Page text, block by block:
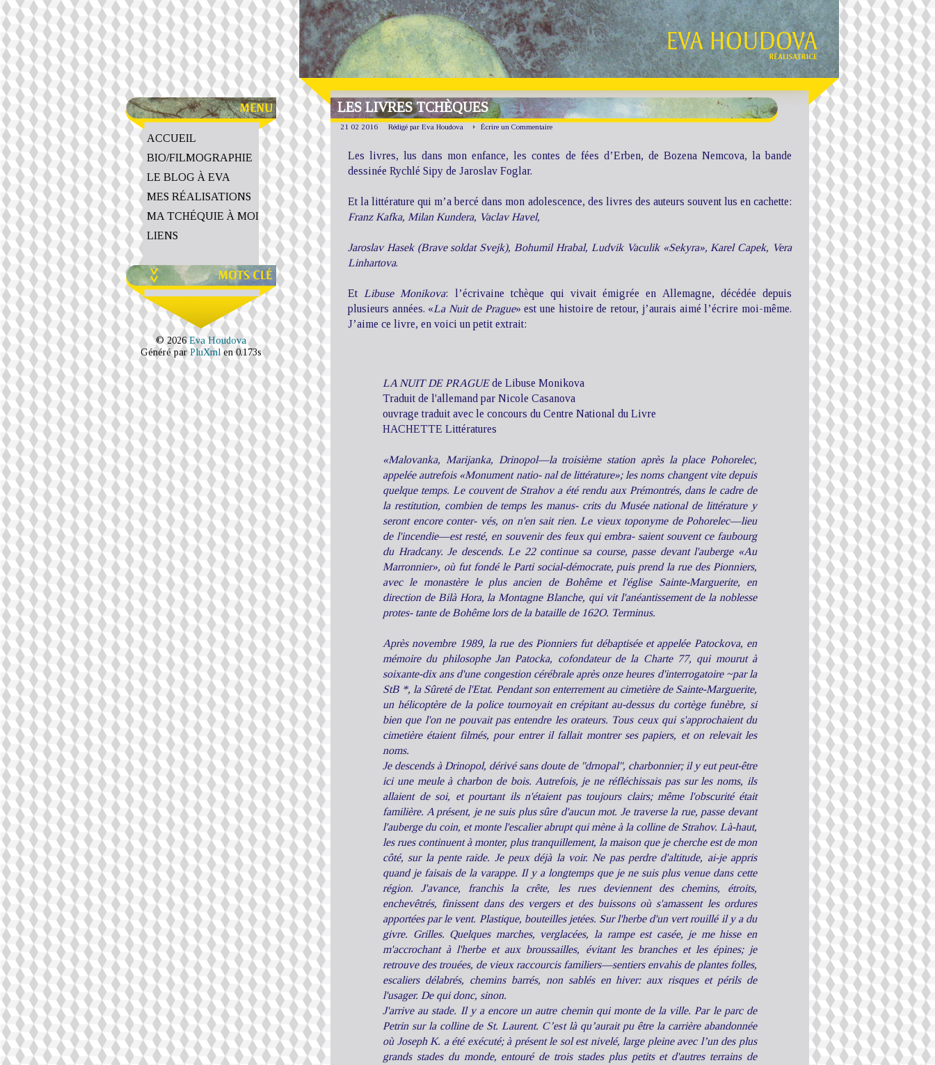
LES LIVRES TCHÈQUES
21 02 2016 Rédigé par Eva Houdova Écrire un Commentaire
Les livres, lus dans mon enfance, les contes de fées d’Erben, de Bozena Nemcova, la bande
dessinée Rychlé Sipy de Jaroslav Foglar.
Et la littérature qui m’a bercé dans mon adolescence, des livres des auteurs souvent lus en cachette:
Franz Kafka, Milan Kundera, Vaclav Havel,
Jaroslav Hasek (Brave soldat Svejk), Bohumil Hrabal, Ludvik Vaculik «Sekyra», Karel Capek, Vera
Linhartova.
Et Libuse Monikova: l’écrivaine tchèque qui vivait émigrée en Allemagne, décédée depuis
plusieurs années. «La Nuit de Prague» est une histoire de retour, j’aurais aimé l’écrire moi-même.
J’aime ce livre, en voici un petit extrait:
LA NUIT DE PRAGUEde Libuse Monikova
Traduit de l'allemand par Nicole Casanova
ouvrage traduit avec le concours du Centre National du Livre
HACHETTE Littératures
«Malovanka, Marijanka, Drinopol—la troisième station après la place Pohorelec,
appelée autrefois «Monument natio- nal de littérature»; les noms changent vite depuis
quelque temps. Le couvent de Strahov a été rendu aux Prémontrés, dans le cadre de
la restitution, combien de temps les manus- crits du Musée national de littérature y
seront encore conter- vés, on n'en sait rien. Le vieux toponyme de Pohorelec—lieu
de l'incendie—est resté, en souvenir des feux qui embra- saient souvent ce faubourg
du Hradcany. Je descends. Le 22 continue sa course, passe devant l'auberge «Au
Marronnier», où fut fondé le Parti social-démocrate, puis prend la rue des Pionniers,
avec le monastère le plus ancien de Bohême et l'église Sainte-Marguerite, en
direction de Bilà Hora, la Montagne Blanche, qui vit l'anéantissement de la noblesse
protes- tante de Bohême lors de la bataille de 162O. Terminus.
Après novembre 1989, la rue des Pionniers fut débaptisée et appelée Patockova, en
mémoire du philosophe Jan Patocka, cofondateur de la Charte 77, qui mourut à
soixante-dix ans d'une congestion cérébrale après onze heures d'interrogatoire ~par la
StB *, la Sûreté de l'Etat. Pendant son enterrement au cimetière de Sainte-Marguerite,
un hélicoptère de la police tournoyait en crépitant au-dessus du cortège funèbre, si
bien que l'on ne pouvait pas entendre les orateurs. Tous ceux qui s'approchaient du
cimetière étaient filmés, pour entrer il fallait montrer ses papiers, et on relevait les
noms.
Je descends à Drinopol, dérivé sans doute de "drnopal", charbonnier; il y eut peut-être
ici une meule à charbon de bois. Autrefois, je ne réfléchissais pas sur les noms, ils
allaient de soi, et pourtant ils n'étaient pas toujours clairs; même l'obscurité était
familière. A présent, je ne suis plus sûre d'aucun mot. Je traverse la rue, passe devant
l'auberge du coin, et monte l'escalier abrupt qui mène à la colline de Strahov. Là-haut,
les rues continuent à monter, plus tranquillement, la maison que je cherche est de mon
côté, sur la pente raide. Je peux déjà la voir. Ne pas perdre d'altitude, ai-je appris
quand je faisais de la varappe. Il y a longtemps que je ne suis plus venue dans cette
région. J'avance, franchis la crête, les rues deviennent des chemins, étroits,
enchevêtrés, finissent dans des vergers et des buissons où s'amassent les ordures
apportées par le vent. Plastique, bouteilles jetées. Sur l'herbe d'un vert rouillé il y a du
givre. Grilles. Quelques marches, verglacées, la rampe est casée, je me hisse en
m'accrochant à l'herbe et aux broussailles, évitant les branches et les épines; je
retrouve des trouées, de vieux raccourcis familiers—sentiers envahis de plantes folles,
escaliers délabrés, chemins barrés, non sablés en hiver: aux risques et périls de
l'usager. De qui donc, sinon.
J'arrive au stade. Il y a encore un autre chemin qui monte de la ville. Par le parc de
Petrin sur la colline de St. Laurent. C’est là qu’aurait pu être la carrière abandonnée
où Joseph K. a été exécuté; à présent le sol est nivelé, large pleine avec l’un des plus
grands stades du monde, entouré de trois stades plus petits et d'autres terrains de
ACCUEIL
BIO/FILMOGRAPHIE
LE BLOG À EVA
MES RÉALISATIONS
MA TCHÉQUIE À MOI
LIENS
© 2026Eva Houdova
Généré parPluXml en 0.173s